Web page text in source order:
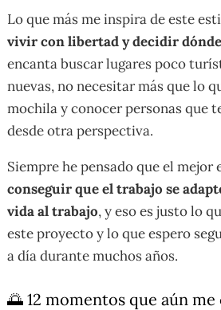
Lo que más me inspira de este
vivir con libertad y decidir
encanta buscar lugares poco
nuevas, no necesitar más que lo
mochila y conocer personas que
desde otra perspectiva.
Siempre he pensado que el mejor
conseguir que el trabajo se
vida al trabajo, y eso es justo lo
este proyecto y lo que espero
a día durante muchos años.
🌅 12 momentos que aún